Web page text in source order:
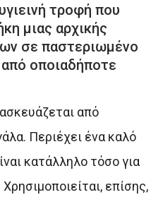
τροφή που
μιας αρχικής
σε παστεριωμένο
από οποιαδήποτε
από
Περιέχει ένα καλό
κατάλληλο τόσο για
επίσης,